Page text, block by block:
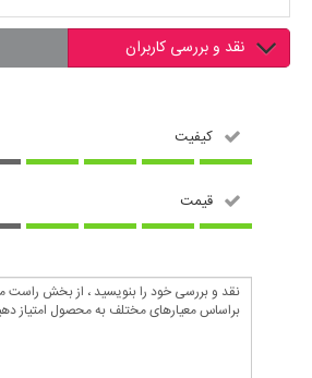
نقد و بررسی کاربران
کیفیت
قیمت